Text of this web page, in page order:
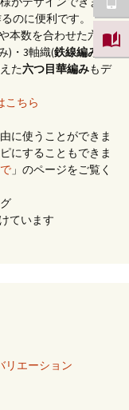
のに便利です。
本数を合わせた六つ
)・3軸織(鉄線編み
)の
た六つ目華編みもデ
こちら
に使うことができま
にすることもできま
」のページをご覧く
ています
リエーション